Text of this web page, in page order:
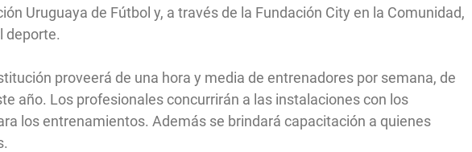
Uruguaya de Fútbol y, a través de la Fundación City en la Comunidad,
deporte.
proveerá de una hora y media de entrenadores por semana, de
año. Los profesionales concurrirán a las instalaciones con los
los entrenamientos. Además se brindará capacitación a quienes